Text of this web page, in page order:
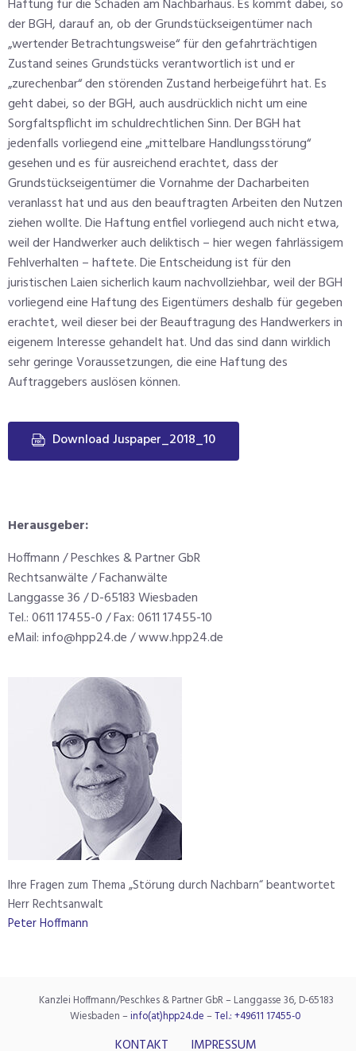
Haftung für die Schäden am Nachbarhaus. Es kommt dabei, so
der BGH, darauf an, ob der Grundstückseigentümer nach
„wertender Betrachtungsweise“ für den gefahrträchtigen
Zustand seines Grundstücks verantwortlich ist und er
„zurechenbar“ den störenden Zustand herbeigeführt hat. Es
geht dabei, so der BGH, auch ausdrücklich nicht um eine
Sorgfaltspflicht im schuldrechtlichen Sinn. Der BGH hat
jedenfalls vorliegend eine „mittelbare Handlungsstörung“
gesehen und es für ausreichend erachtet, dass der
Grundstückseigentümer die Vornahme der Dacharbeiten
veranlasst hat und aus den beauftragten Arbeiten den Nutzen
ziehen wollte. Die Haftung entfiel vorliegend auch nicht etwa,
weil der Handwerker auch deliktisch – hier wegen fahrlässigem
Fehlverhalten – haftete. Die Entscheidung ist für den
juristischen Laien sicherlich kaum nachvollziehbar, weil der BGH
vorliegend eine Haftung des Eigentümers deshalb für gegeben
erachtet, weil dieser bei der Beauftragung des Handwerkers in
eigenem Interesse gehandelt hat. Und das sind dann wirklich
sehr geringe Voraussetzungen, die eine Haftung des
Auftraggebers auslösen können.
Download Juspaper_2018_10
Herausgeber:
Hoffmann / Peschkes & Partner GbR
Rechtsanwälte / Fachanwälte
Langgasse 36 / D-65183 Wiesbaden
Tel.: 0611 17455-0 / Fax: 0611 17455-10
eMail: info@hpp24.de / www.hpp24.de
Ihre Fragen zum Thema „Störung durch Nachbarn“ beantwortet
Herr Rechtsanwalt
Peter Hoffmann
Kanzlei Hoffmann/Peschkes & Partner GbR – Langgasse 36, D-65183
Wiesbaden –info(at)hpp24.de–Tel.: +49611 17455-0
KONTAKT IMPRESSUM